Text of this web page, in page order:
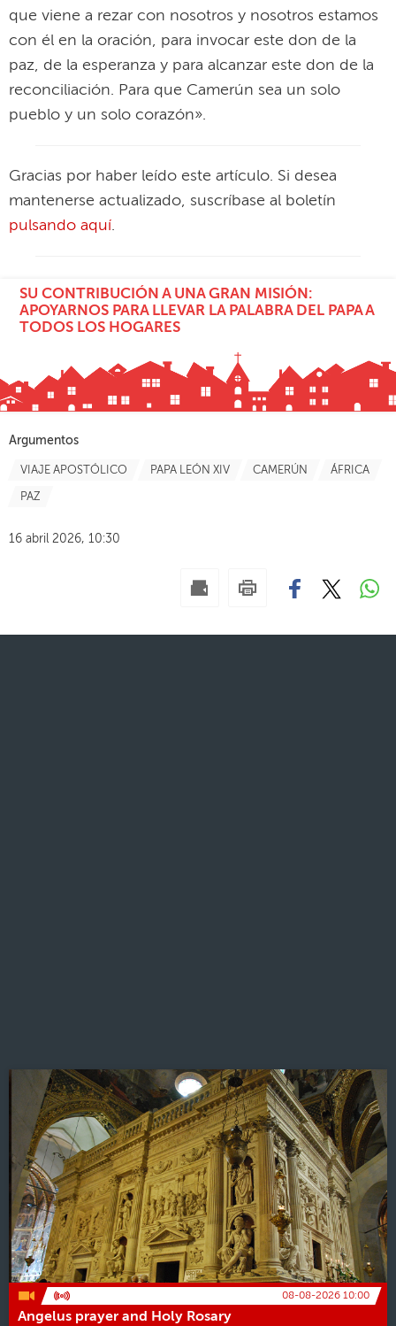
que viene a rezar con nosotros y nosotros estamos
con él en la oración, para invocar este don de la
paz, de la esperanza y para alcanzar este don de la
reconciliación. Para que Camerún sea un solo
pueblo y un solo corazón».
Gracias por haber leído este artículo. Si desea
mantenerse actualizado, suscríbase al boletín
pulsando aquí.
SU CONTRIBUCIÓN A UNA GRAN MISIÓN:
APOYARNOS PARA LLEVAR LA PALABRA DEL PAPA A
TODOS LOS HOGARES
Argumentos
VIAJE APOSTÓLICO PAPA LEÓN XIV CAMERÚN ÁFRICA
PAZ
16 abril 2026, 10:30
08-08-2026 10:00
Angelus prayer and Holy Rosary